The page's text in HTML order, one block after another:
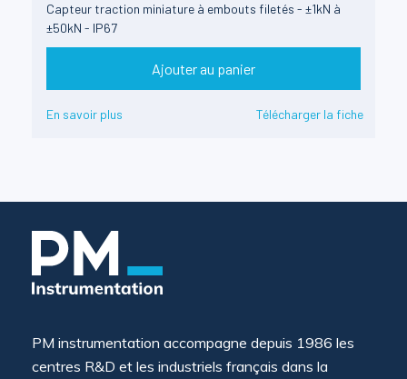
Capteur traction miniature à embouts filetés - ±1kN à
±50kN - IP67
Ajouter au panier
En savoir plus Télécharger la fiche
PM instrumentation accompagne depuis 1986 les
centres R&D et les industriels français dans la